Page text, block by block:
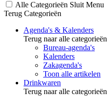
Alle Categorieën Sluit Menu
Terug Categorieën
Agenda's & Kalenders
Terug naar alle categorieën
Bureau-agenda's
Kalenders
Zakagenda's
Toon alle artikelen
Drinkwaren
Terug naar alle categorieën